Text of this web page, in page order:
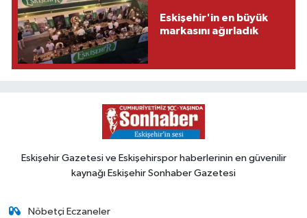
Eskişehir'in en büyük
markasını ağırladık
Eskişehir Gazetesi ve Eskişehirspor haberlerinin en güvenilir
kaynağı Eskişehir Sonhaber Gazetesi
Nöbetçi Eczaneler